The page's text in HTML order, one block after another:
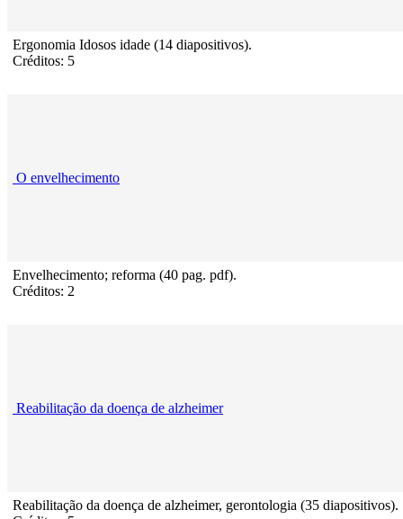
Ergonomia Idosos idade (14 diapositivos).
Créditos: 5
O envelhecimento
Envelhecimento; reforma (40 pag. pdf).
Créditos: 2
Reabilitação da doença de alzheimer
Reabilitação da doença de alzheimer, gerontologia (35 diapositivos).